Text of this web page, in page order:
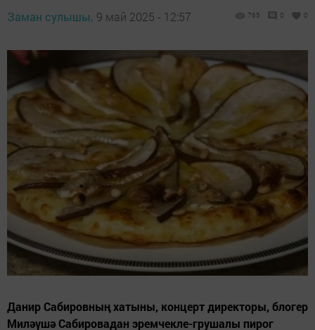
Заман сулышы, 9 май 2025 - 12:57 765 0 0
Данир Сабировның хатыны, концерт директоры, блогер
Миләүшә Сабировадан эремчекле-грушалы пирог